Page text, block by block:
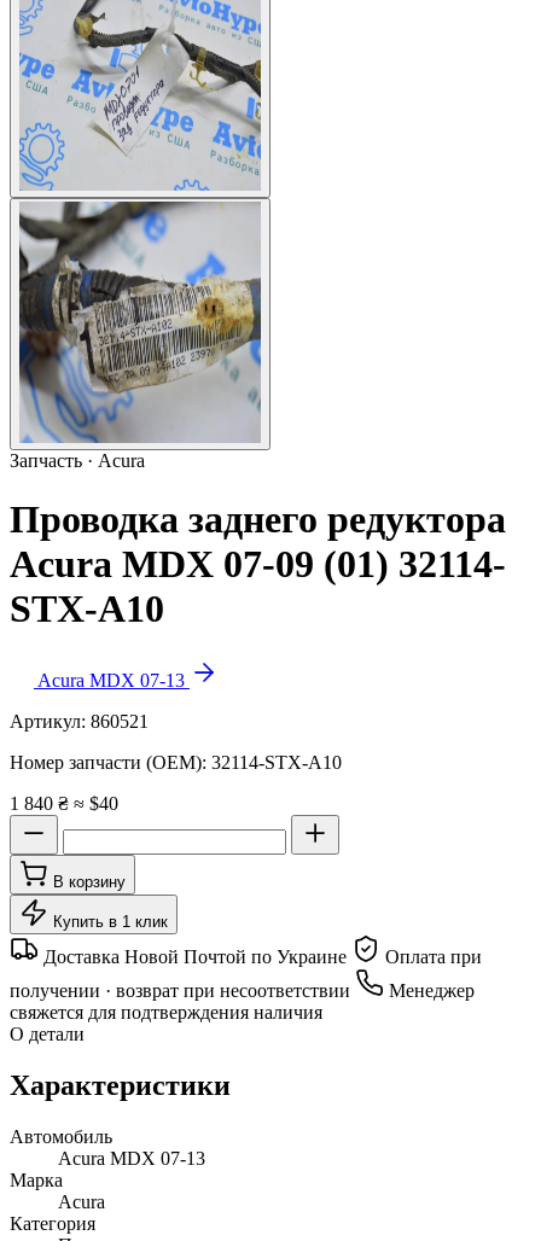
Запчасть · Acura
Проводка заднего редуктора
Acura MDX 07-09 (01) 32114-
STX-A10
Acura MDX 07-13
Артикул: 860521
Номер запчасти (OEM): 32114-STX-A10
1 840 ₴ ≈ $40
В корзину
Купить в 1 клик
Доставка Новой Почтой по Украине
Оплата при
получении · возврат при несоответствии
Менеджер
свяжется для подтверждения наличия
О детали
Характеристики
Автомобиль
Acura MDX 07-13
Марка
Acura
Категория